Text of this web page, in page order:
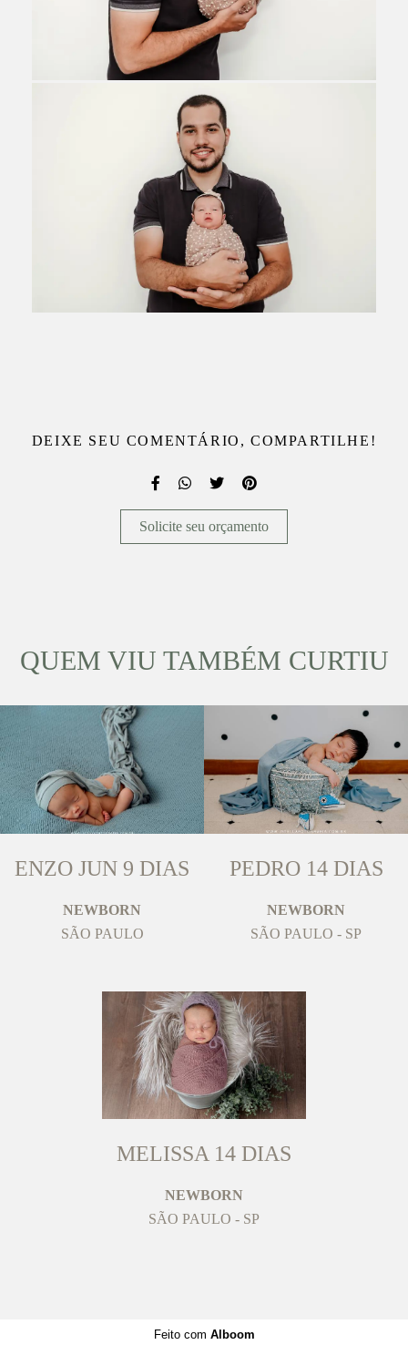
DEIXE SEU COMENTÁRIO, COMPARTILHE!
Solicite seu orçamento
QUEM VIU TAMBÉM CURTIU
ENZO JUN 9 DIAS
NEWBORN
SÃO PAULO
PEDRO 14 DIAS
NEWBORN
SÃO PAULO - SP
MELISSA 14 DIAS
NEWBORN
SÃO PAULO - SP
Feito com Alboom